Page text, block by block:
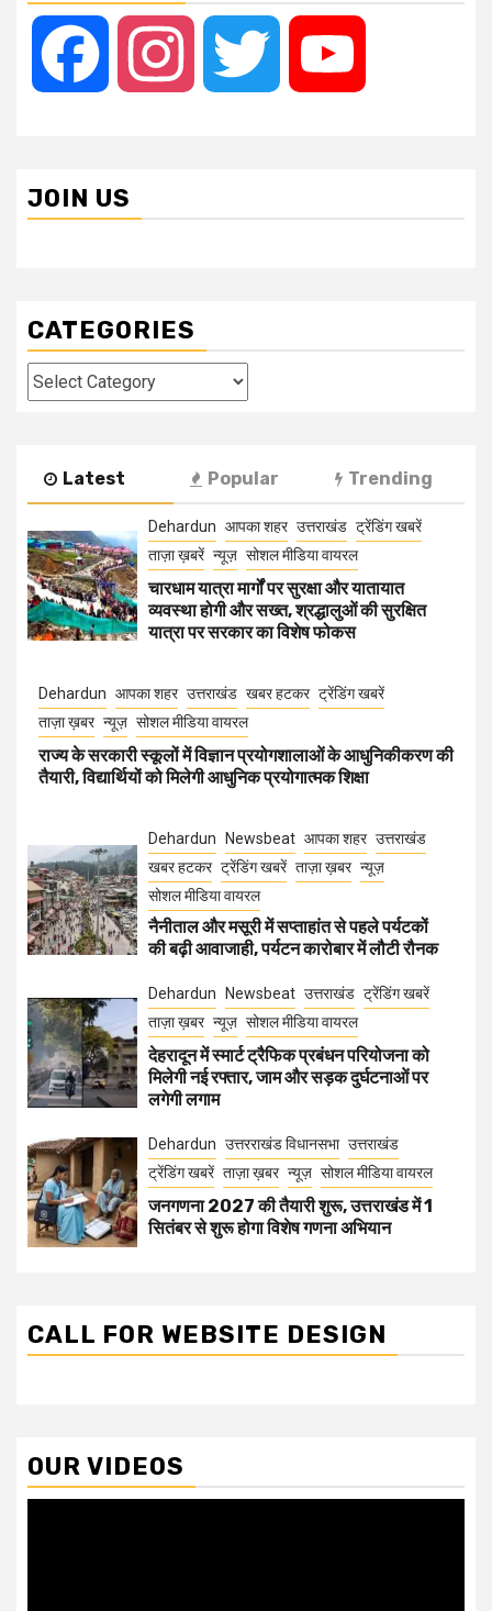
Facebook Instagram Twitter
JOIN US
CATEGORIES
Categories
Latest Popular Trending
Dehardun आपका शहर उत्तराखंड ट्रेंडिंग खबरें
ताज़ा ख़बरें न्यूज़ सोशल मीडिया वायरल
चारधाम यात्रा मार्गों पर सुरक्षा और यातायात
व्यवस्था होगी और सख्त, श्रद्धालुओं की सुरक्षित
यात्रा पर सरकार का विशेष फोकस
Dehardun आपका शहर उत्तराखंड खबर हटकर ट्रेंडिंग खबरें
ताज़ा ख़बर न्यूज़ सोशल मीडिया वायरल
राज्य के सरकारी स्कूलों में विज्ञान प्रयोगशालाओं के आधुनिकीकरण की
तैयारी, विद्यार्थियों को मिलेगी आधुनिक प्रयोगात्मक शिक्षा
Dehardun Newsbeat आपका शहर उत्तराखंड
खबर हटकर ट्रेंडिंग खबरें ताज़ा ख़बर न्यूज़
सोशल मीडिया वायरल
नैनीताल और मसूरी में सप्ताहांत से पहले पर्यटकों
की बढ़ी आवाजाही, पर्यटन कारोबार में लौटी रौनक
Dehardun Newsbeat उत्तराखंड ट्रेंडिंग खबरें
ताज़ा ख़बर न्यूज़ सोशल मीडिया वायरल
देहरादून में स्मार्ट ट्रैफिक प्रबंधन परियोजना को
मिलेगी नई रफ्तार, जाम और सड़क दुर्घटनाओं पर
लगेगी लगाम
Dehardun उत्तरराखंड विधानसभा उत्तराखंड
ट्रेंडिंग खबरें ताज़ा ख़बर न्यूज़ सोशल मीडिया वायरल
जनगणना 2027 की तैयारी शुरू, उत्तराखंड में 1
सितंबर से शुरू होगा विशेष गणना अभियान
CALL FOR WEBSITE DESIGN
OUR VIDEOS